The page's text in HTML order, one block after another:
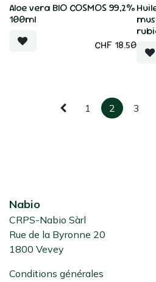
Aloe vera BIO COSMOS 99,2%
100ml
CHF 18.50
1 2 3
Nabio
CRPS-Nabio Sàrl
Rue de la Byronne 20
1800 Vevey
Conditions générales